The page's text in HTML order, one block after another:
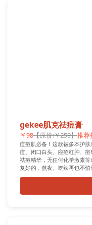
gekee肌克祛痘膏
￥98【原价:￥259】推荐
痘痘肌必备！这款被多本护
痘、闭口白头、痤疮红肿、
祛痘精华，无任何化学激素
复好的，熬夜、吃辣再也不